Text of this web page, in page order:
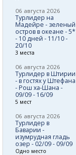
06 августа 2026
Турлидер на
Мадейре - зеленый
остров в океане - 5*
- 10 дней - 11/10 -
20/10
3 места
06 августа 2026
Турлидер в Штирии
- в гостях у Штефана
- Рош ха-Шана -
09/09 - 16/09
5 мест
06 августа 2026
Турлидер в
Баварии -
изумрудная гладь
озер - 02/09 - 09/09
Одно место